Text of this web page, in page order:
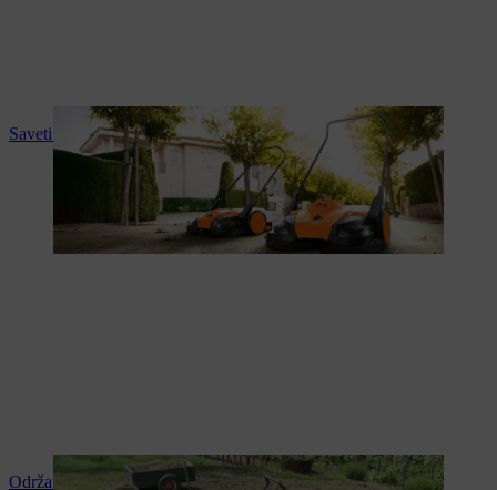
Saveti i upustva za upotrebu
Održavanje i popravka